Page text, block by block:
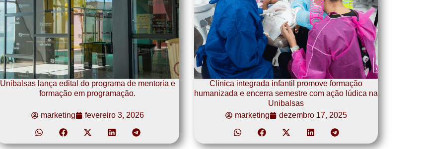
Unibalsas lança edital do programa de mentoria e
formação em programação.
marketing fevereiro 3, 2026
Clínica integrada infantil promove formação
humanizada e encerra semestre com ação lúdica na
Unibalsas
marketing
dezembro 17, 2025